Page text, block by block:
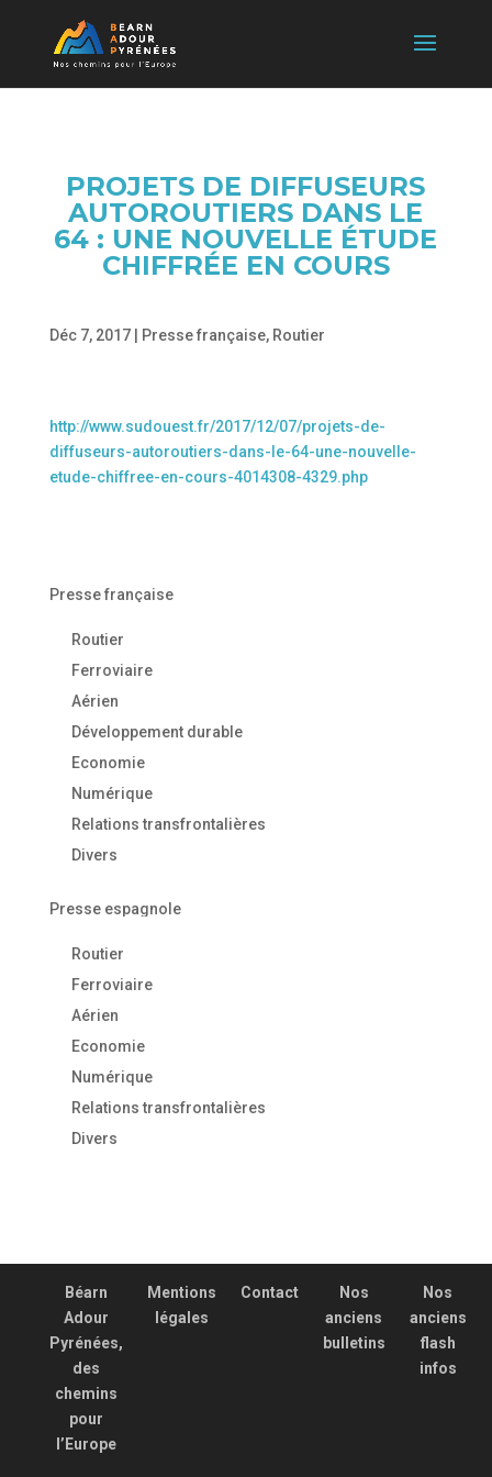
PROJETS DE DIFFUSEURS
AUTOROUTIERS DANS LE
64 : UNE NOUVELLE ÉTUDE
CHIFFRÉE EN COURS
Déc 7, 2017| Presse française, Routier
http://www.sudouest.fr/2017/12/07/projets-de-
diffuseurs-autoroutiers-dans-le-64-une-nouvelle-
etude-chiffree-en-cours-4014308-4329.php
Presse française
Routier
Ferroviaire
Aérien
Développement durable
Economie
Numérique
Relations transfrontalières
Divers
Presse espagnole
Routier
Ferroviaire
Aérien
Economie
Numérique
Relations transfrontalières
Divers
Béarn
Adour
Pyrénées,
des
chemins
pour
l’Europe
Mentions
légales
Contact
Nos
anciens
bulletins
Nos
anciens
flash
infos